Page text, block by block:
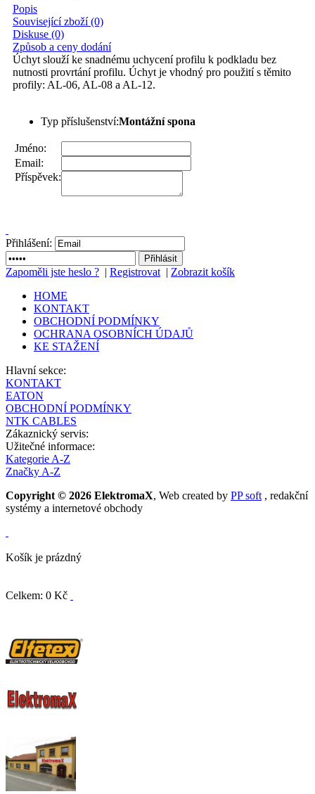
Popis
Související zboží (0)
Diskuse (0)
Způsob a ceny dodání
Úchyt slouží ke snadnému uchycení profilu k podkladu bez
nutnosti provrtání profilu. Úchyt je vhodný pro použití s těmito
profily: AL-06, AL-08 a AL-12.
Typ příslušenství:Montážní spona
Jméno:
Email:
Příspěvek:
Přihlášení:
Zapoměli jste heslo ? | Registrovat | Zobrazit košík
HOME
KONTAKT
OBCHODNÍ PODMÍNKY
OCHRANA OSOBNÍCH ÚDAJŮ
KE STAŽENÍ
Hlavní sekce:
KONTAKT
EATON
OBCHODNÍ PODMÍNKY
NTK CABLES
Zákaznický servis:
Užitečné informace:
Kategorie A-Z
Značky A-Z
Copyright © 2026 ElektromaX, Web created by PP soft , redakční
systémy a internetové obchody
Košík je prázdný
Celkem: 0 Kč